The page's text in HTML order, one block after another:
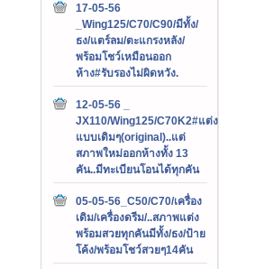
17-05-56
_Wing125/C70/C90/มีทั้ง/
ธง/แตร์ลม/ตะแกรงหลัง/
พร้อมโชว์เหมือนออก
ห้าง#รับรองไม่ผิดหวัง.
12-05-56 _
JX110/Wing125/C70K2#แต่ง
แบบเดิมๆ(original)..แต่
สภาพใหม่ออกห้างทั้ง 13
คัน..มีทะเบียนโอนได้ทุกคัน
05-05-56_C50/C70/เครื่อง
เดิม/เครื่องดรีม/..สภาพแต่ง
พร้อมสวยทุกคันมีทั้ง/ธง/ป้าย
โค้ง/พร้อมโชว์สวยๆ14คัน